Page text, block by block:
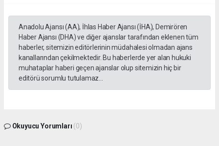
Anadolu Ajansı (AA), İhlas Haber Ajansı (İHA), Demirören
Haber Ajansı (DHA) ve diğer ajanslar tarafından eklenen tüm
haberler, sitemizin editörlerinin müdahalesi olmadan ajans
kanallarından çekilmektedir. Bu haberlerde yer alan hukuki
muhataplar haberi geçen ajanslar olup sitemizin hiç bir
editörü sorumlu tutulamaz...
Okuyucu Yorumları (0)